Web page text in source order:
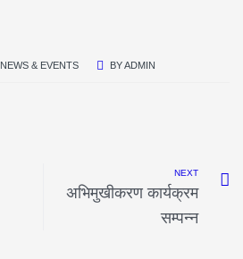
NEWS & EVENTS BYADMIN
NEXT
अभिमुखीकरण कार्यक्रम
सम्पन्न